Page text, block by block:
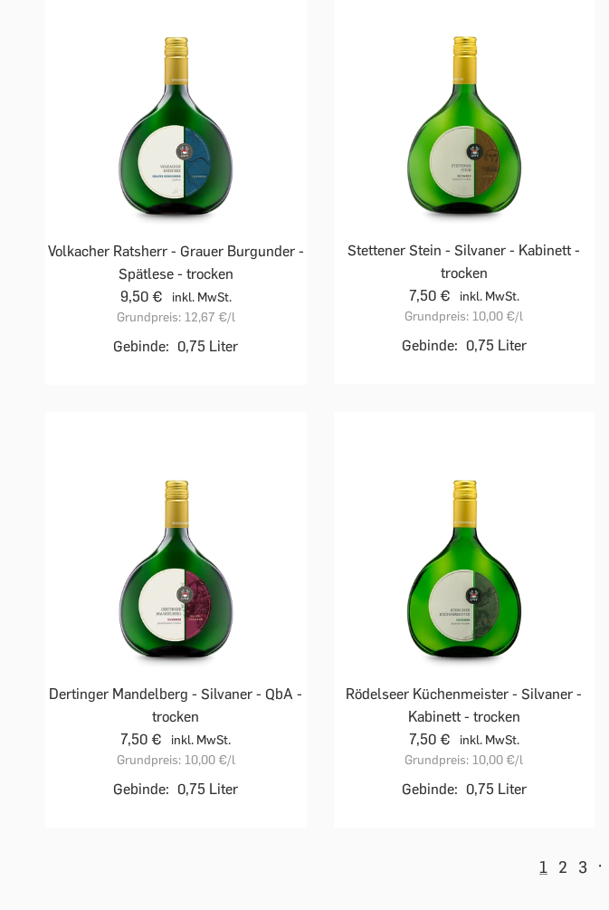
Volkacher Ratsherr - Grauer Burgunder -
Spätlese - trocken
9,50 €
inkl. MwSt.
Grundpreis: 12,67 €/l
Gebinde: 0,75 Liter
Stettener Stein - Silvaner - Kabinett -
trocken
7,50 €
inkl. MwSt.
Grundpreis: 10,00 €/l
Gebinde: 0,75 Liter
Dertinger Mandelberg - Silvaner - QbA -
trocken
7,50 €
inkl. MwSt.
Grundpreis: 10,00 €/l
Gebinde: 0,75 Liter
Rödelseer Küchenmeister - Silvaner -
Kabinett - trocken
7,50 €
inkl. MwSt.
Grundpreis: 10,00 €/l
Gebinde: 0,75 Liter
1 2 3 ·